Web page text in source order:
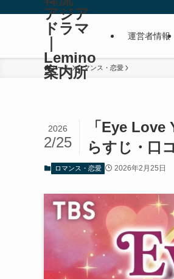
アジア
ドラマ
Lemino
案内所
運営者情報
ホーム ロマンス・恋愛
「Eye
らすじ・口
2026
2/25
ロマンス・恋愛 2026年2月25日